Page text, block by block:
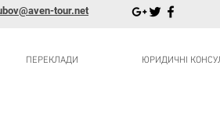
tour.net
ПЕРЕКЛАДИ ЮРИДИЧНІ